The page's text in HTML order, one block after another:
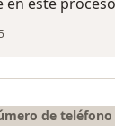
de